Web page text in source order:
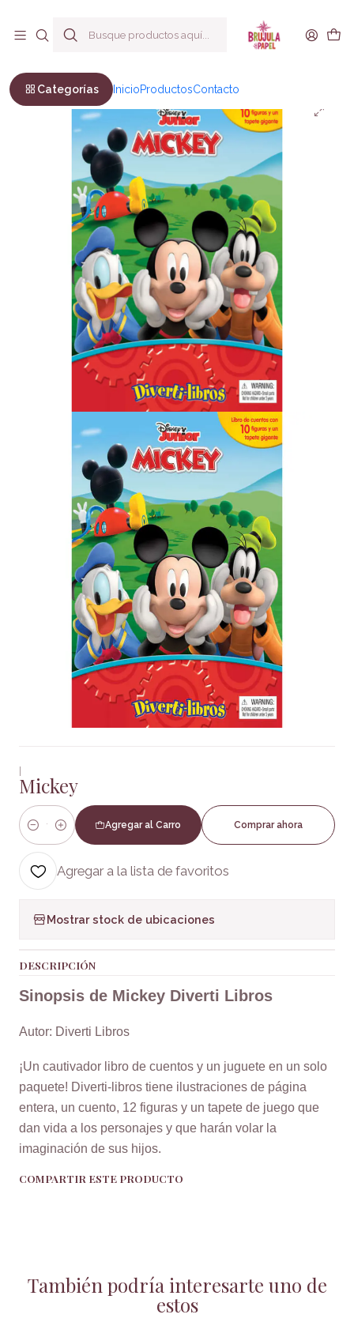
Categorías InicioProductosContacto
Mickey
|
Mickey
Cantidad
Agregar al Carro Comprar ahora
Agregar a la lista de favoritos
Mostrar stock de ubicaciones
DESCRIPCIÓN
Sinopsis de Mickey Diverti Libros
Autor: Diverti Libros
¡Un cautivador libro de cuentos y un juguete en un solo
paquete! Diverti-libros tiene ilustraciones de página
entera, un cuento, 12 figuras y un tapete de juego que
dan vida a los personajes y que harán volar la
imaginación de sus hijos.
COMPARTIR ESTE PRODUCTO
También podría interesarte uno de
estos